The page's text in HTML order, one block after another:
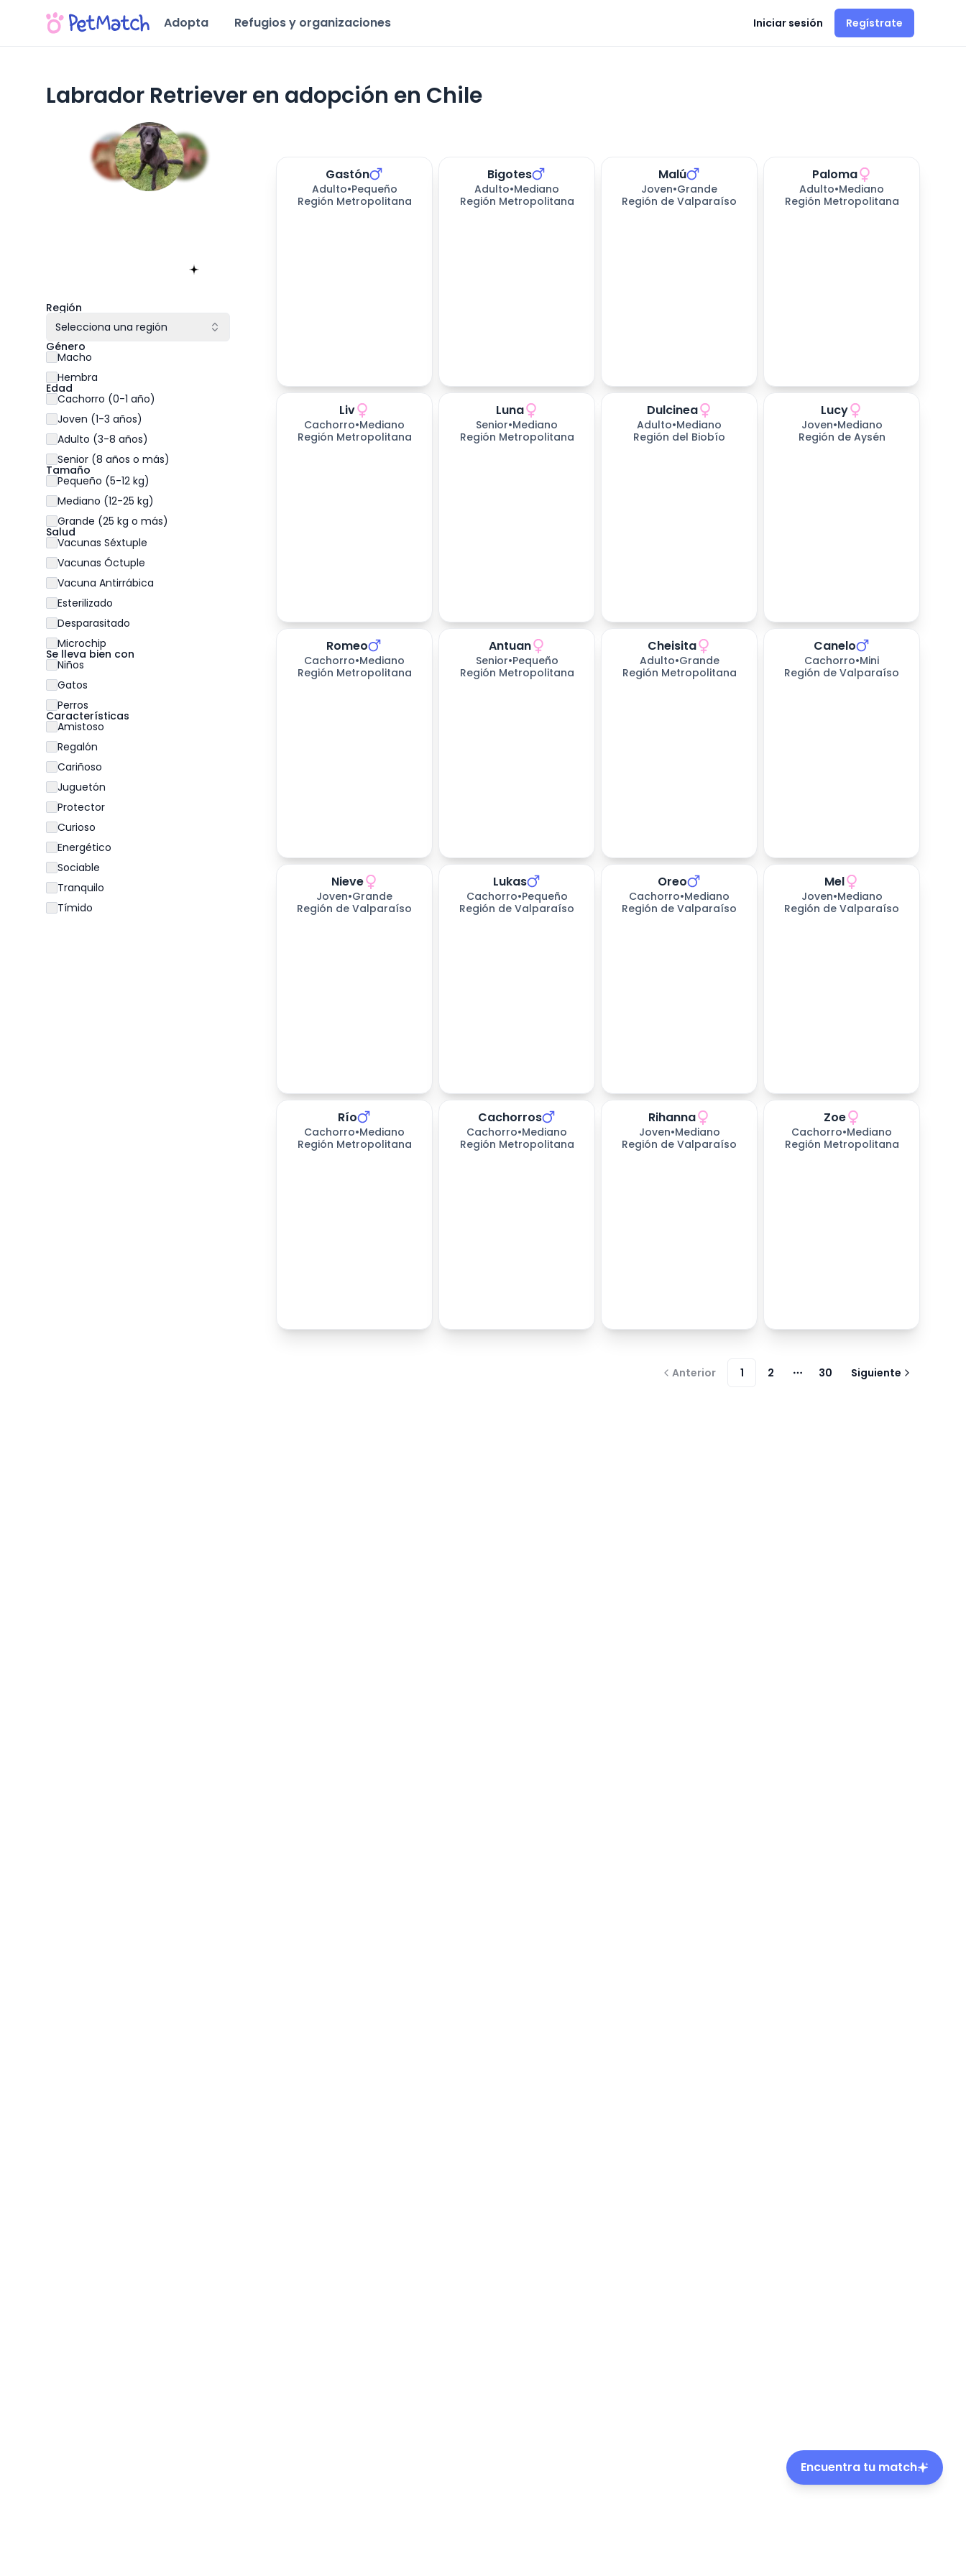
Adopta Refugios y organizaciones Iniciar sesión Regístrate
Labrador Retriever en adopción en Chile
Región
Selecciona una región
Género
Macho
Hembra
Edad
Cachorro (0-1 año)
Joven (1-3 años)
Adulto (3-8 años)
Senior (8 años o más)
Tamaño
Pequeño (5-12 kg)
Mediano (12-25 kg)
Grande (25 kg o más)
Salud
Vacunas Séxtuple
Vacunas Óctuple
Vacuna Antirrábica
Esterilizado
Desparasitado
Microchip
Se lleva bien con
Niños
Gatos
Perros
Características
Amistoso
Regalón
Cariñoso
Juguetón
Protector
Curioso
Energético
Sociable
Tranquilo
Tímido
Gastón
Adulto•Pequeño
Región Metropolitana
Bigotes
Adulto•Mediano
Región Metropolitana
Malú
Joven•Grande
Región de Valparaíso
Paloma
Adulto•Mediano
Región Metropolitana
Liv
Cachorro•Mediano
Región Metropolitana
Luna
Senior•Mediano
Región Metropolitana
Dulcinea
Adulto•Mediano
Región del Biobío
Lucy
Joven•Mediano
Región de Aysén
Romeo
Cachorro•Mediano
Región Metropolitana
Antuan
Senior•Pequeño
Región Metropolitana
Cheisita
Adulto•Grande
Región Metropolitana
Canelo
Cachorro•Mini
Región de Valparaíso
días esperando
Nieve
Joven•Grande
Región de Valparaíso
Lukas
Cachorro•Pequeño
Región de Valparaíso
Oreo
Cachorro•Mediano
Región de Valparaíso
Mel
Joven•Mediano
Región de Valparaíso
Río
Cachorro•Mediano
Región Metropolitana
Cachorros
Cachorro•Mediano
Región Metropolitana
días esperando
Rihanna
Joven•Mediano
Región de Valparaíso
Zoe
Cachorro•Mediano
Región Metropolitana
Anterior 1 2 Más páginas
30 Siguiente
Encuentra tu match